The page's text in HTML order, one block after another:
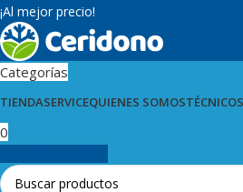
¡Al mejor precio!
Categorías
TIENDASERVICEQUIENES SOMOSTÉCNICOS
0